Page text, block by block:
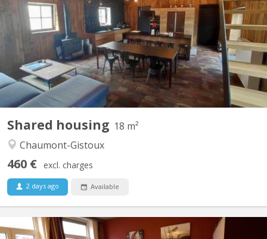
Shared housing 18 m²
Chaumont-Gistoux
460 € excl. charges
2 days ago Available
de Wavre : Magnifique maison en colocation comprenant 4
chambres, de grands espaces communs dont un salon de jeux,
une buanderie, une cuisine super équipée, un jardin et une très
grande terrasse dans un environnement verdoyant....
KV 1926